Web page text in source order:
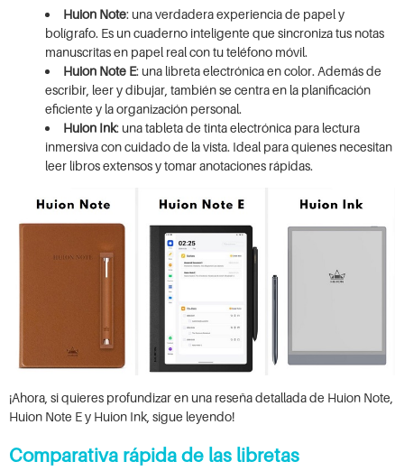
Huion Note: una verdadera experiencia de papel y
bolígrafo. Es un cuaderno inteligente que sincroniza tus notas
manuscritas en papel real con tu teléfono móvil.
Huion Note E: una libreta electrónica en color. Además de
escribir, leer y dibujar, también se centra en la planificación
eficiente y la organización personal.
Huion Ink: una tableta de tinta electrónica para lectura
inmersiva con cuidado de la vista. Ideal para quienes necesitan
leer libros extensos y tomar anotaciones rápidas.
¡Ahora, si quieres profundizar en una reseña detallada de Huion Note,
Huion Note E y Huion Ink, sigue leyendo!
Comparativa rápida de las libretas